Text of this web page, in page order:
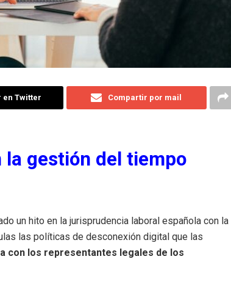
en Twitter Compartir por mail
la gestión del tiempo
un hito en la jurisprudencia laboral española con la
las políticas de desconexión digital que las
con los representantes legales de los